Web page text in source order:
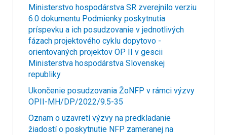
Ministerstvo hospodárstva SR zverejnilo verziu
6.0 dokumentu Podmienky poskytnutia
príspevku a ich posudzovanie v jednotlivých
fázach projektového cyklu dopytovo -
orientovaných projektov OP II v gescii
Ministerstva hospodárstva Slovenskej
republiky
Ukončenie posudzovania ŽoNFP v rámci výzvy
OPII-MH/DP/2022/9.5-35
Oznam o uzavretí výzvy na predkladanie
žiadostí o poskytnutie NFP zameranej na